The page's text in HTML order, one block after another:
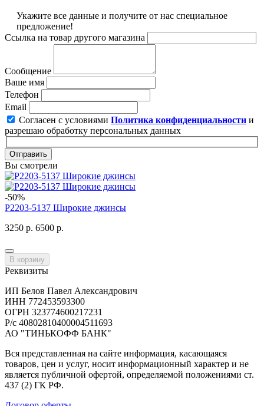
Укажите все данные и получите от нас специальное
предложение!
Ссылка на товар другого магазина
Сообщение
Ваше имя
Телефон
Email
Согласен с условиями Политика конфиденциальности и
разрешаю обработку персональных данных
Отправить
Вы смотрели
-50%
Р2203-5137 Широкие джинсы
3250 р. 6500 р.
В корзину
Реквизиты
ИП Белов Павел Александрович
ИНН 772453593300
ОГРН 323774600217231
Р/с 40802810400004511693
АО "ТИНЬКОФФ БАНК"
Вся представленная на сайте информация, касающаяся
товаров, цен и услуг, носит информационный характер и не
является публичной офертой, определяемой положениями ст.
437 (2) ГК РФ.